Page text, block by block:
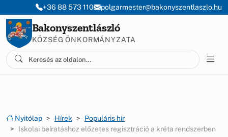
Ugrás a menüre
Ugrás a tartalomra
+36 88 573 110 polgarmester@bakonyszentlaszlo.hu
Bakonyszentlászló
KÖZSÉG ÖNKORMÁNYZATA
Nyitólap Hírek
Populáris hír
Iskolai beíratáshoz előzetes regisztráció a kréta rendszerben